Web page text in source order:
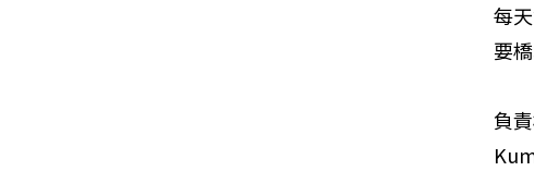
每
要
負